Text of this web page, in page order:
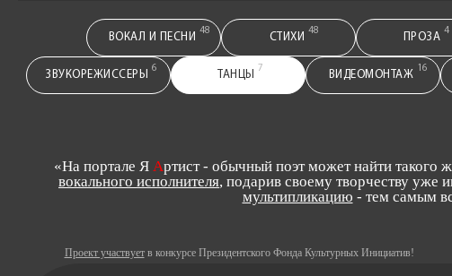
ВОКАЛ И ПЕСНИ
48
СТИХИ
48
ПРОЗА
4
ЗВУКОРЕЖИССЕРЫ
6
ТАНЦЫ
7
ВИДЕОМОНТАЖ
16
«На портале Я Артист - обычный поэт может найти такого
вокального исполнителя, подарив своему творчеству уже
мультипликацию - тем самым
Проект участвуетв конкурсе Президентского Фонда Культурных Инициатив!